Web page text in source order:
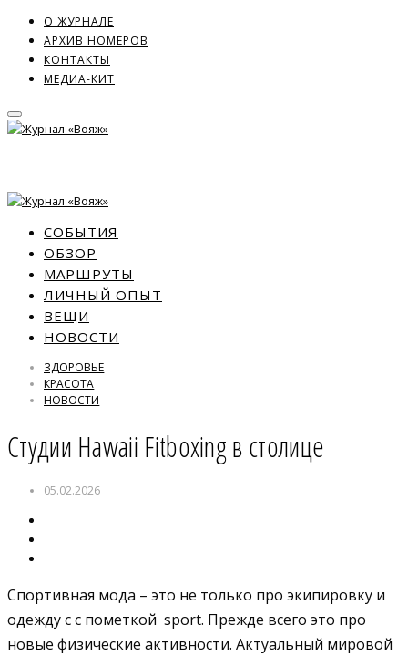
О ЖУРНАЛЕ
АРХИВ НОМЕРОВ
КОНТАКТЫ
МЕДИА-КИТ
СОБЫТИЯ
ОБЗОР
МАРШРУТЫ
ЛИЧНЫЙ ОПЫТ
ВЕЩИ
НОВОСТИ
ЗДОРОВЬЕ
КРАСОТА
НОВОСТИ
Студии Hawaii Fitboxing в столице
05.02.2026
Спортивная мода – это не только про экипировку и
одежду c с пометкой sport. Прежде всего это про
новые физические активности. Актуальный мировой